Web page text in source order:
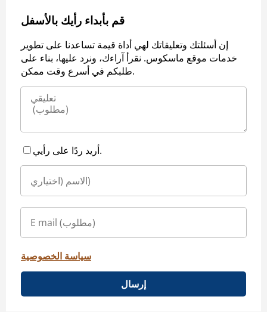
قم بأبداء رأيك بالأسفل
إن أسئلتك وتعليقاتك لهي أداة قيمة تساعدنا على تطوير
خدمات موقع ماسكوس. نقرأ آراءك، ونرد عليها، بناء على
طلبكم في أسرع وقت ممكن.
أريد ردًا على رأيي.
سياسة الخصوصية
إرسال